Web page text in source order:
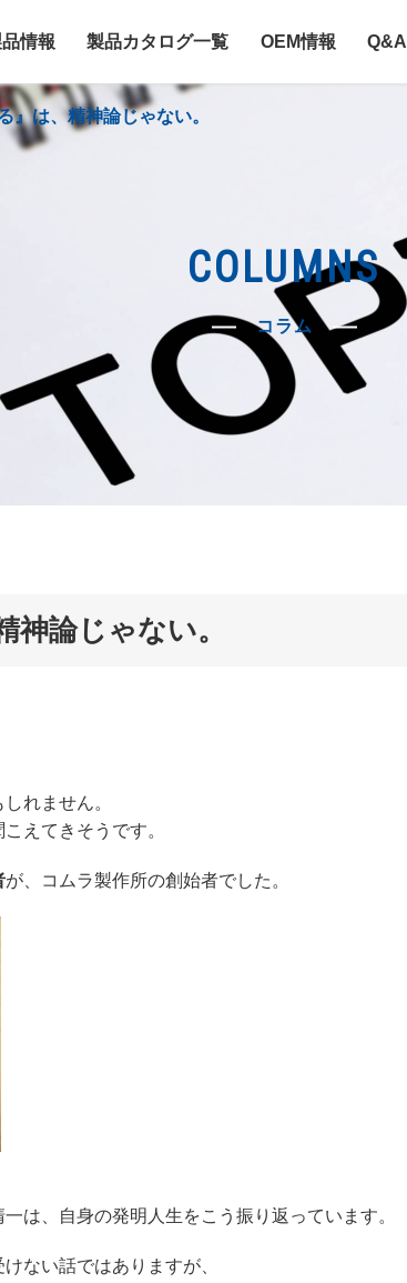
情報 製品カタログ一覧 OEM情報 Q&A
COLUMNS
コラム
』は、精神論じゃない。
神論じゃない。
れません。
えてきそうです。
が、コムラ製作所の創始者でした。
は、自身の発明人生をこう振り返っています。
ない話ではありますが、